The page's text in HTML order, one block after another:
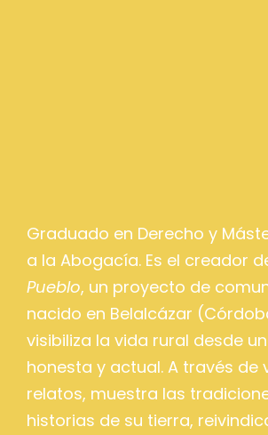
Graduado en Derecho y
a la Abogacía. Es el creador
Pueblo, un proyecto de
nacido en Belalcázar
visibiliza la vida rural desde
honesta y actual. A través de
relatos, muestra las
historias de su tierra,